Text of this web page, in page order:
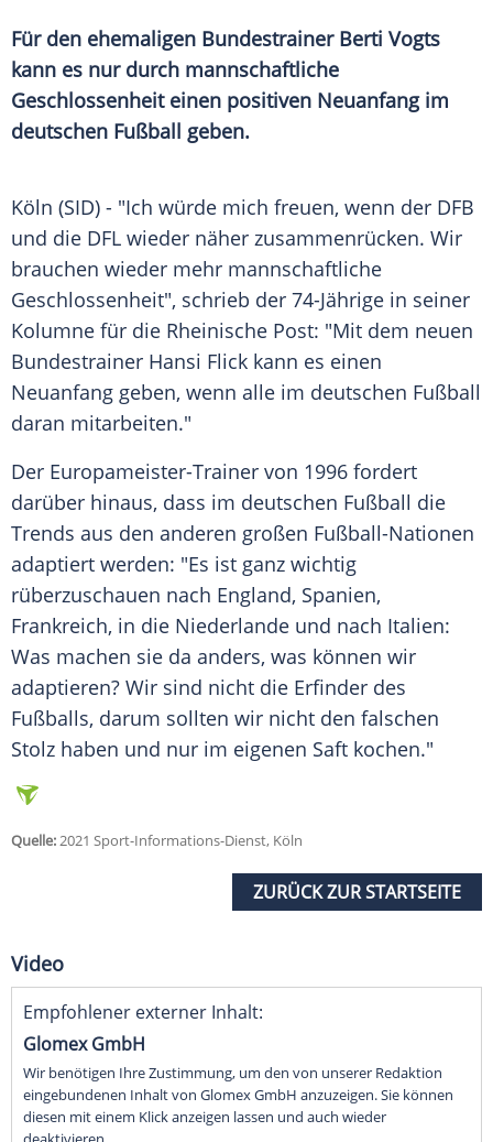
Für den ehemaligen Bundestrainer Berti Vogts
kann es nur durch mannschaftliche
Geschlossenheiteinen positiven Neuanfangim
deutschen Fußball geben.
Köln (SID) - "Ich würde mich freuen, wenn der DFB
und die DFL wieder näher zusammenrücken. Wir
brauchen wieder mehr mannschaftliche
Geschlossenheit", schrieb der 74-Jährige in seiner
Kolumne für die Rheinische Post: "Mit dem neuen
Bundestrainer Hansi Flick kann es einen
Neuanfang geben, wenn alle im deutschen Fußball
daran mitarbeiten."
Der Europameister-Trainer von 1996 fordert
darüber hinaus, dass im deutschen Fußball die
Trends aus den anderen großen Fußball-Nationen
adaptiert werden: "Es ist ganz wichtig
rüberzuschauen nach England, Spanien,
Frankreich, in die Niederlande und nach Italien:
Was machen sie da anders, was können wir
adaptieren? Wir sind nicht die Erfinder des
Fußballs, darum sollten wir nicht den falschen
Stolz haben und nur im eigenen Saft kochen."
Quelle:2021 Sport-Informations-Dienst, Köln
ZURÜCK ZUR STARTSEITE
Video
Empfohlener externer Inhalt:
Glomex GmbH
Wir benötigen Ihre Zustimmung, um den von unserer Redaktion
eingebundenen Inhalt von Glomex GmbH anzuzeigen. Sie können
diesen mit einem Klick anzeigen lassen und auch wieder